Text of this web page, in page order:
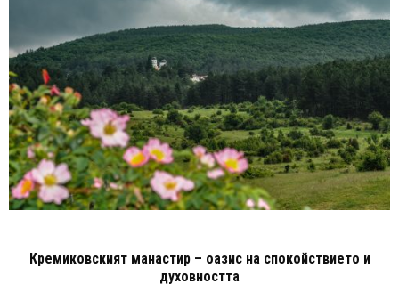
Кремиковският манастир – оазис на спокойствието и
духовността